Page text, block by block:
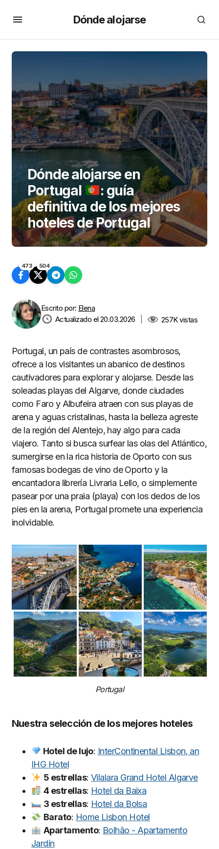
Dónde alojarse
Dónde alojarse en
Portugal
: guía
definitiva de los mejores
hoteles de Portugal
473 504
Escrito por: Elena
Actualizado el 20.03.2026
257Kvistas
Portugal, un país de contrastes asombrosos,
ofrece a los visitantes un abanico de destinos
cautivadores para explorar y alojarse. Desde las
soleadas playas del Algarve, donde ciudades
como Faro y Albufeira atraen con sus playas de
arena y aguas cristalinas, hasta la belleza agreste
de la región del Alentejo, hay algo para cada
viajero. Tanto si busca surfear las olas del Atlántico,
sumergirse en la rica historia de Oporto con sus
famosas bodegas de vino de Oporto y la
encantadora librería Livraria Lello, o simplemente
pasear por una praia (playa) con los dedos de los
pies en la arena, Portugal promete una experiencia
inolvidable.
Portugal
Nuestra selección de los mejores hoteles
Hotel de lujo: InterContinental Lisbon, an
IHG Hotel
5 estrellas: Vilalara Grand Hotel Algarve
4 estrellas: Hotel da Baixa
3 estrellas: Hotel da Bolsa
Barato: Home Lisbon Hotel
Apartamento: Bolhão - Apartamento
Jardín